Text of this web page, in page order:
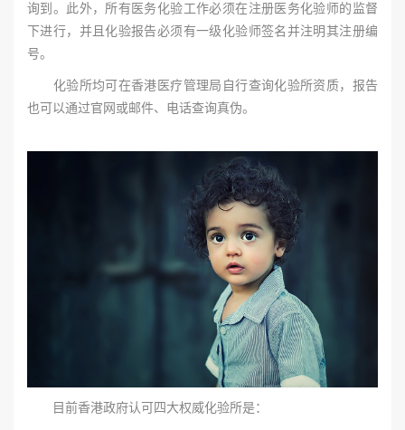
询到。此外，所有医务化验工作必须在注册医务化验师的监督
下进行，并且化验报告必须有一级化验师签名并注明其注册编
号。
化验所均可在香港医疗管理局自行查询化验所资质，报告
也可以通过官网或邮件、电话查询真伪。
目前香港政府认可四大权威化验所是：